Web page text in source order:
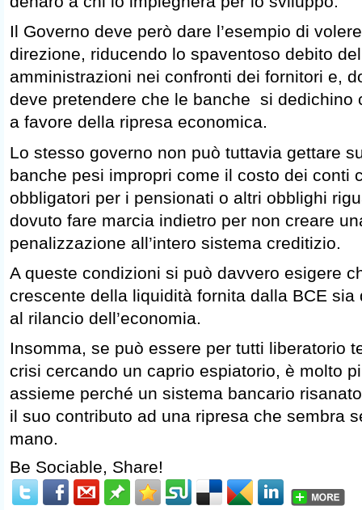
Il Governo deve però dare l’esempio di
direzione, riducendo lo spaventoso debito
amministrazioni nei confronti dei fornitori e,
deve pretendere che le banche si dedichino
a favore della ripresa economica.
Lo stesso governo non può tuttavia gettare
banche pesi impropri come il costo dei conti
obbligatori per i pensionati o altri obblighi
dovuto fare marcia indietro per non creare
penalizzazione all’intero sistema creditizio.
A queste condizioni si può davvero esigere
crescente della liquidità fornita dalla BCE sia
al rilancio dell’economia.
Insomma, se può essere per tutti liberatorio
crisi cercando un caprio espiatorio, è molto
assieme perché un sistema bancario
il suo contributo ad una ripresa che sembra
mano.
Be Sociable, Share!